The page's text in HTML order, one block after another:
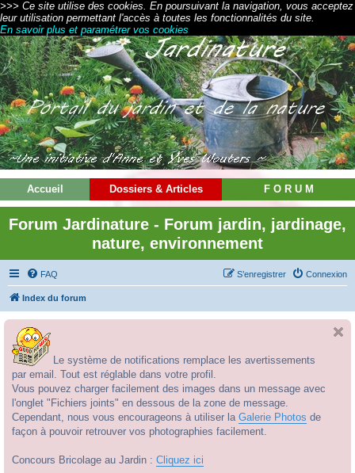
>>> Ce site utilise des cookies. En poursuivant la navigation, vous acceptez
leur utilisation permettant l'accès à toutes les fonctionnalités du site.
En savoir plus et paramétrer vos cookies
Accueil Dossiers & Articles F O R U M
Forum Jardinature - Forum jardin, jardinage,
nature, environnement
FAQ Connexion
S’enregistrer
Index du forum
Le système de notifications remplace les avertissements
par email. Tout est réglable dans votre profil.
Vous pouvez charger facilement des images dans un message avec
l'onglet "Fichiers joints" en dessous de la zone de message.
Cependant, nous vous encourageons à utiliser la Galerie Photos de
façon à pouvoir retrouver vos photographies facilement.
Concours Bricolage au Jardin : Cliquez ici